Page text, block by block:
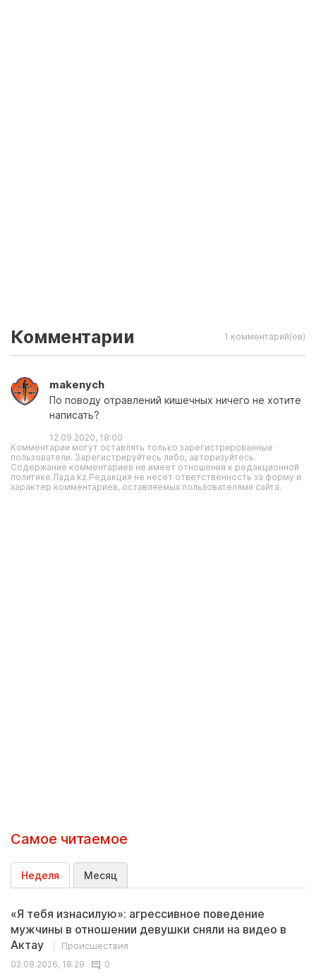
Комментарии 1 комментарий(ев)
makenych
По поводу отравлений кишечных ничего не хотите
написать?
12.09.2020, 18:00
Комментарии могут оставлять только зарегистрированные
пользователи. Зарегистрируйтесь либо, авторизуйтесь.
Содержание комментариев не имеет отношения к редакционной
политике Лада.kz.Редакция не несет ответственность за форму и
характер комментариев, оставляемых пользователями сайта.
Самое читаемое
Неделя Месяц
«Я тебя изнасилую»: агрессивное поведение
мужчины в отношении девушки сняли на видео в
Актау
Происшествия
02.08.2026, 18:29
0